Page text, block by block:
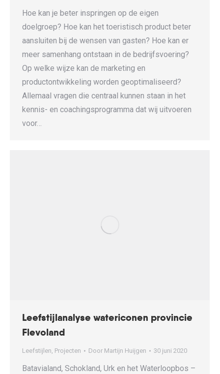
Hoe kan je beter inspringen op de eigen
doelgroep? Hoe kan het toeristisch product beter
aansluiten bij de wensen van gasten? Hoe kan er
meer samenhang ontstaan in de bedrijfsvoering?
Op welke wijze kan de marketing en
productontwikkeling worden geoptimaliseerd?
Allemaal vragen die centraal kunnen staan in het
kennis- en coachingsprogramma dat wij uitvoeren
voor…
Leefstijlanalyse watericonen provincie
Flevoland
Leefstijlen, Projecten Door Martijn Huijgen 30 juni 2020
Batavialand, Schokland, Urk en het Waterloopbos –